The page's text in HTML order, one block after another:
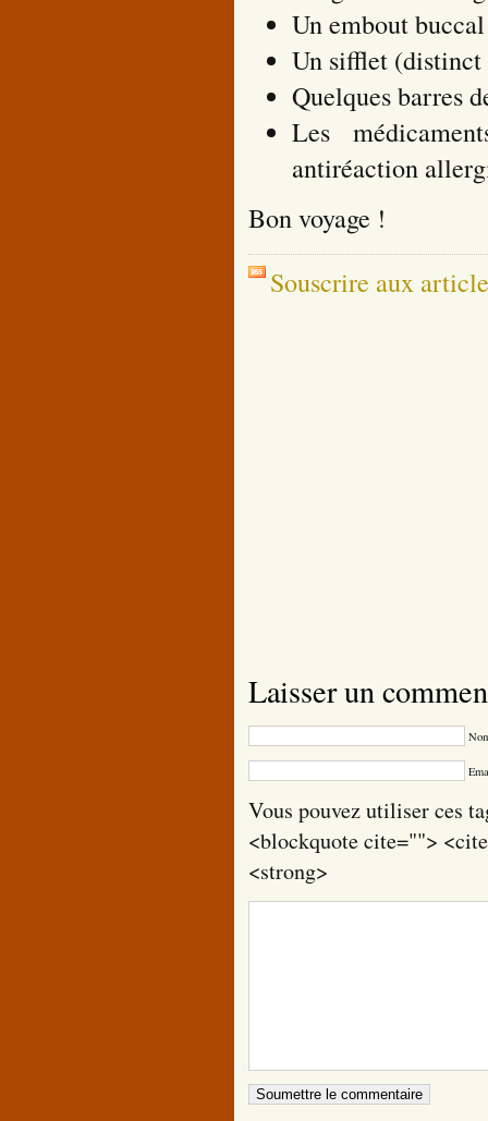
Un embout
Un sifflet (distinct
Quelques barres
Les
antiréaction
Bon voyage !
Souscrire aux
Laisser un
Vous pouvez utiliser ces
<blockquote cite="">
<strong>